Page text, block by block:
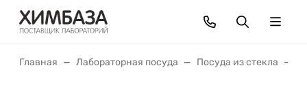
Главная Лабораторная посуда Посуда из стекла